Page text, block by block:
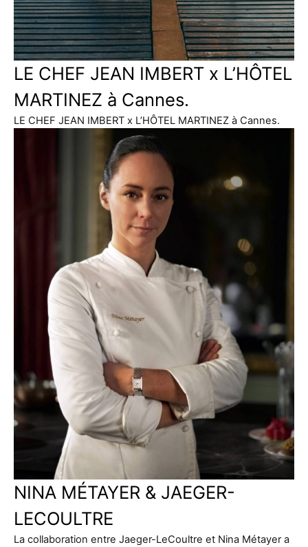
LE CHEF JEAN IMBERT x L’HÔTEL
MARTINEZ à Cannes.
LE CHEF JEAN IMBERT x L’HÔTEL MARTINEZ à Cannes.
NINA MÉTAYER & JAEGER-
LECOULTRE
La collaboration entre Jaeger-LeCoultre et Nina Métayer a